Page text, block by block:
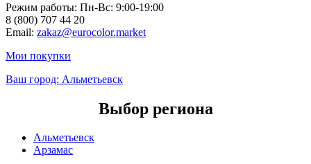
Режим работы: Пн-Вc: 9:00-19:00
8 (800) 707 44 20
Email: zakaz@eurocolor.market
Мои покупки
Ваш город: Альметьевск
Выбор региона
Альметьевск
Арзамас